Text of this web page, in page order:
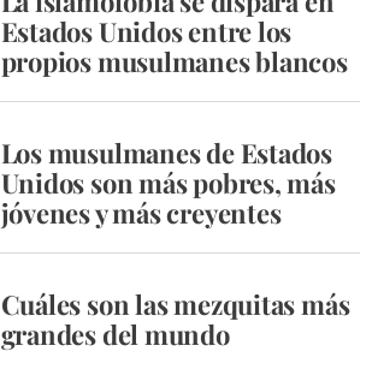
Estados Unidos entre los
propios musulmanes blancos
Los musulmanes de Estados
Unidos son más pobres, más
jóvenes y más creyentes
Cuáles son las mezquitas más
grandes del mundo